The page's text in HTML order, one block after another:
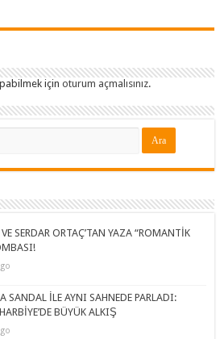
içinoturum açmalısınız.
SERDAR ORTAÇ’TAN YAZA “ROMANTİK
SANDAL İLE AYNI SAHNEDE PARLADI:
HARBİYE’DE BÜYÜK ALKIŞ